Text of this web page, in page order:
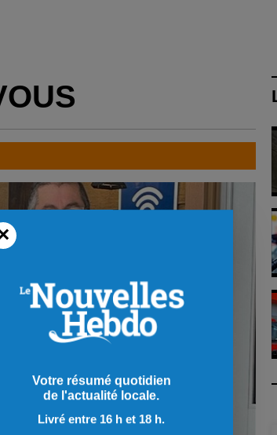
Votre résumé quotidien
de l'actualité locale.
Livré entre 16 h et 18 h.